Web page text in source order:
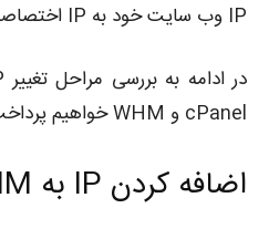
IP وب سایت خود به IP اختصاصی را انجام دهید.
cPanel و WHM خواهیم پرداخت.
اضافه کردن IP به WHM: